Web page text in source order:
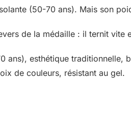
(50-70 ans). Mais son
de la médaille : il ternit vite
ans), esthétique traditionnelle,
de couleurs, résistant au gel.